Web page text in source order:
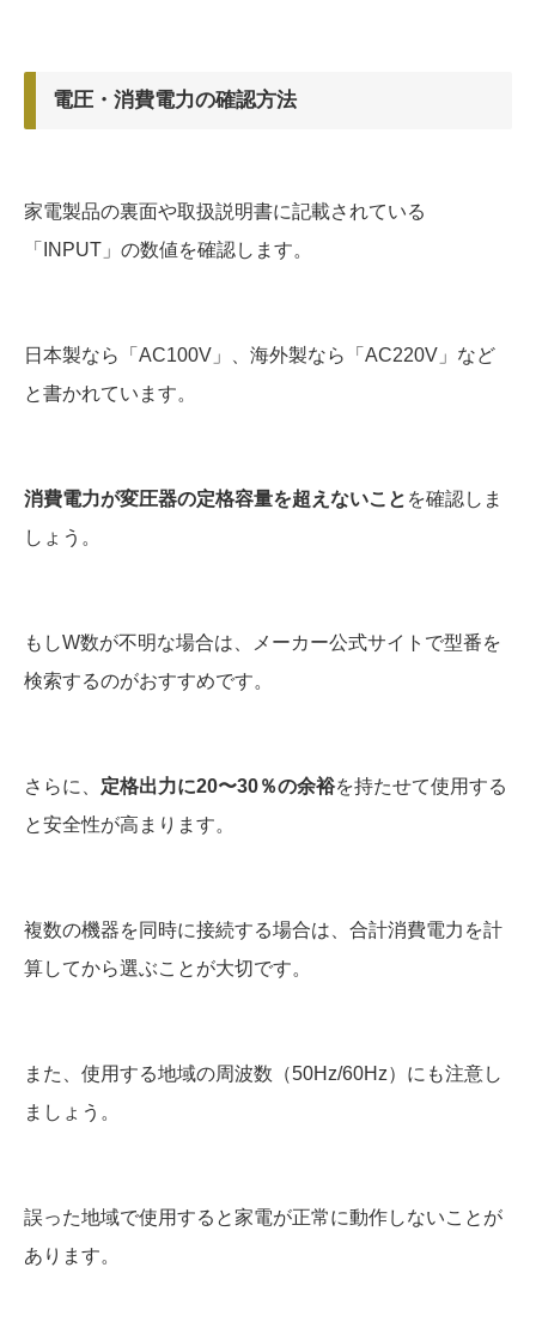
電圧・消費電力の確認方法
家電製品の裏面や取扱説明書に記載されている
「INPUT」の数値を確認します。
日本製なら「AC100V」、海外製なら「AC220V」など
と書かれています。
消費電力が変圧器の定格容量を超えないこと を確認しま
しょう。
もしW数が不明な場合は、メーカー公式サイトで型番を
検索するのがおすすめです。
さらに、 定格出力に20〜30％の余裕を持たせて使用する
と安全性が高まります。
複数の機器を同時に接続する場合は、合計消費電力を計
算してから選ぶことが大切です。
また、使用する地域の周波数（50Hz/60Hz）にも注意し
ましょう。
誤った地域で使用すると家電が正常に動作しないことが
あります。